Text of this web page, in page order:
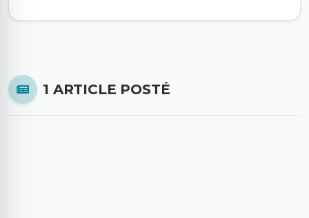
1 ARTICLE POSTÉ